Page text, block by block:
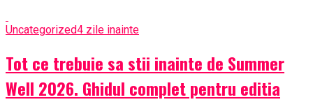
Uncategorized4 zile inainte
Tot ce trebuie sa stii inainte de Summer
Well 2026. Ghidul complet pentru editia